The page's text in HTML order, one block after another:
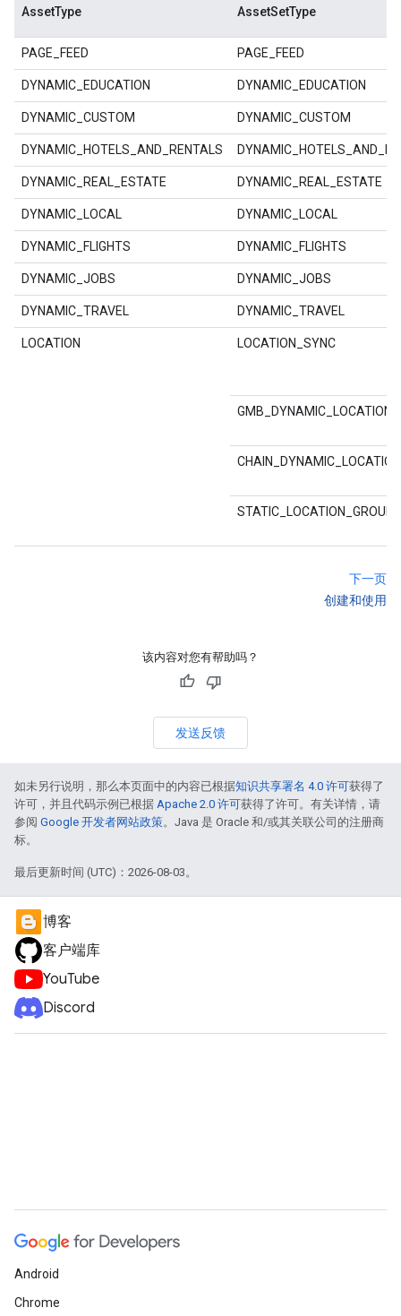
AssetType AssetSetType
PAGE_FEED PAGE_FEED
DYNAMIC_EDUCATION DYNAMIC_EDUCATION
DYNAMIC_CUSTOM DYNAMIC_CUSTOM
DYNAMIC_HOTELS_AND_RENTALS
DYNAMIC_REAL_ESTATE DYNAMIC_REAL_ESTATE
DYNAMIC_LOCAL DYNAMIC_LOCAL
DYNAMIC_FLIGHTS DYNAMIC_FLIGHTS
DYNAMIC_JOBS DYNAMIC_JOBS
DYNAMIC_TRAVEL DYNAMIC_TRAVEL
LOCATION LOCATION_SYNC
STATIC_LOCATION_GROUP
下一页
创建和使用
该内容对您有帮助吗？
发送反馈
如未另行说明，那么本页面中的内容已根据知识共享署名 4.0 许可获得了
许可，并且代码示例已根据 Apache 2.0 许可获得了许可。有关详情，请
参阅 Google 开发者网站政策。Java 是 Oracle 和/或其关联公司的注册商
标。
最后更新时间 (UTC)：2026-08-03。
博客
客户端库
YouTube
Discord
Android
Chrome